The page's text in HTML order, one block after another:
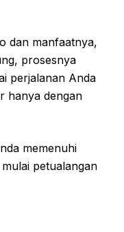
dan manfaatnya,
prosesnya
perjalanan Anda
hanya dengan
memenuhi
petualangan